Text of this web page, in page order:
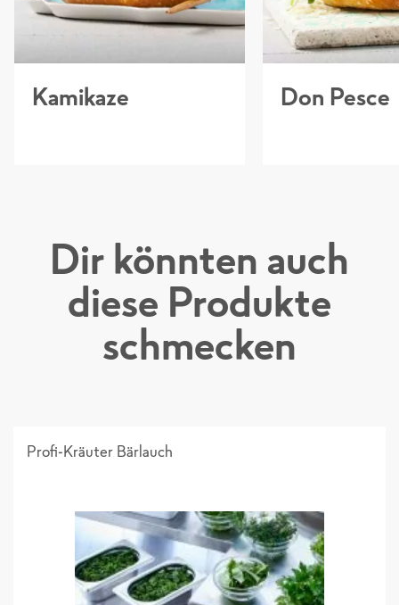
Kamikaze Don Pesce
Dir könnten auch
diese Produkte
schmecken
Profi-Kräuter Bärlauch